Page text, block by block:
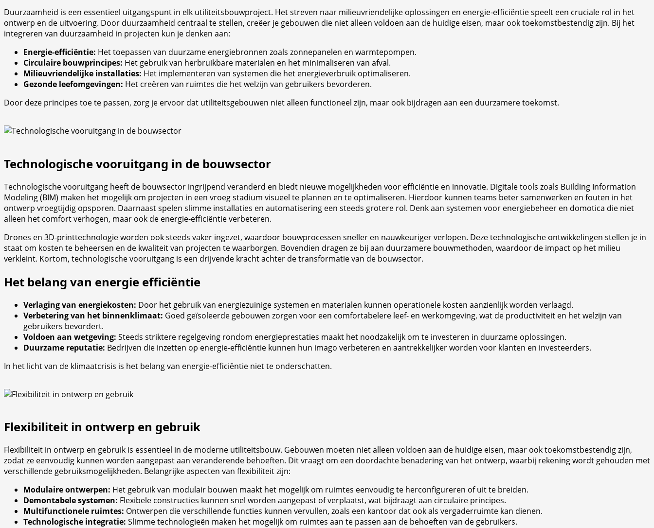
Duurzaamheid is een essentieel uitgangspunt in elk utiliteitsbouwproject. Het streven naar milieuvriendelijke oplossingen en energie-efficiëntie speelt een cruciale rol in het
ontwerp en de uitvoering. Door duurzaamheid centraal te stellen, creëer je gebouwen die niet alleen voldoen aan de huidige eisen, maar ook toekomstbestendig zijn. Bij het
integreren van duurzaamheid in projecten kun je denken aan:
Energie-efficiëntie: Het toepassen van duurzame energiebronnen zoals zonnepanelen en warmtepompen.
Circulaire bouwprincipes: Het gebruik van herbruikbare materialen en het minimaliseren van afval.
Milieuvriendelijke installaties: Het implementeren van systemen die het energieverbruik optimaliseren.
Gezonde leefomgevingen: Het creëren van ruimtes die het welzijn van gebruikers bevorderen.
Door deze principes toe te passen, zorg je ervoor dat utiliteitsgebouwen niet alleen functioneel zijn, maar ook bijdragen aan een duurzamere toekomst.
Technologische vooruitgang in de bouwsector
Technologische vooruitgang heeft de bouwsector ingrijpend veranderd en biedt nieuwe mogelijkheden voor efficiëntie en innovatie. Digitale tools zoals Building Information
Modeling (BIM) maken het mogelijk om projecten in een vroeg stadium visueel te plannen en te optimaliseren. Hierdoor kunnen teams beter samenwerken en fouten in het
ontwerp vroegtijdig opsporen. Daarnaast spelen slimme installaties en automatisering een steeds grotere rol. Denk aan systemen voor energiebeheer en domotica die niet
alleen het comfort verhogen, maar ook de energie-efficiëntie verbeteren.
Drones en 3D-printtechnologie worden ook steeds vaker ingezet, waardoor bouwprocessen sneller en nauwkeuriger verlopen. Deze technologische ontwikkelingen stellen je in
staat om kosten te beheersen en de kwaliteit van projecten te waarborgen. Bovendien dragen ze bij aan duurzamere bouwmethoden, waardoor de impact op het milieu
verkleint. Kortom, technologische vooruitgang is een drijvende kracht achter de transformatie van de bouwsector.
Het belang van energie efficiëntie
Verlaging van energiekosten: Door het gebruik van energiezuinige systemen en materialen kunnen operationele kosten aanzienlijk worden verlaagd.
Verbetering van het binnenklimaat: Goed geïsoleerde gebouwen zorgen voor een comfortabelere leef- en werkomgeving, wat de productiviteit en het welzijn van
gebruikers bevordert.
Voldoen aan wetgeving: Steeds striktere regelgeving rondom energieprestaties maakt het noodzakelijk om te investeren in duurzame oplossingen.
Duurzame reputatie: Bedrijven die inzetten op energie-efficiëntie kunnen hun imago verbeteren en aantrekkelijker worden voor klanten en investeerders.
In het licht van de klimaatcrisis is het belang van energie-efficiëntie niet te onderschatten.
Flexibiliteit in ontwerp en gebruik
Flexibiliteit in ontwerp en gebruik is essentieel in de moderne utiliteitsbouw. Gebouwen moeten niet alleen voldoen aan de huidige eisen, maar ook toekomstbestendig zijn,
zodat ze eenvoudig kunnen worden aangepast aan veranderende behoeften. Dit vraagt om een doordachte benadering van het ontwerp, waarbij rekening wordt gehouden met
verschillende gebruiksmogelijkheden. Belangrijke aspecten van flexibiliteit zijn:
Modulaire ontwerpen: Het gebruik van modulair bouwen maakt het mogelijk om ruimtes eenvoudig te herconfigureren of uit te breiden.
Demontabele systemen: Flexibele constructies kunnen snel worden aangepast of verplaatst, wat bijdraagt aan circulaire principes.
Multifunctionele ruimtes: Ontwerpen die verschillende functies kunnen vervullen, zoals een kantoor dat ook als vergaderruimte kan dienen.
Technologische integratie: Slimme technologieën maken het mogelijk om ruimtes aan te passen aan de behoeften van de gebruikers.